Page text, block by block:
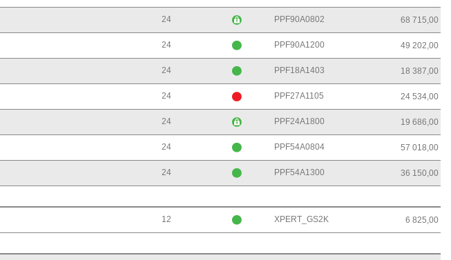
24 PPF90A0802 68 715,00
24 PPF90A1200 49 202,00
24 PPF18A1403 18 387,00
24 PPF27A1105 24 534,00
24 PPF24A1800 19 686,00
24 PPF54A0804 57 018,00
24 PPF54A1300 36 150,00
12 XPERT_GS2K 6 825,00